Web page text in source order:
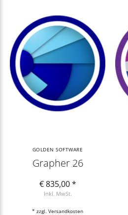
GOLDEN SOFTWARE
Grapher 26
€ 835,00 *
Inkl. MwSt.
* zzgl. Versandkosten